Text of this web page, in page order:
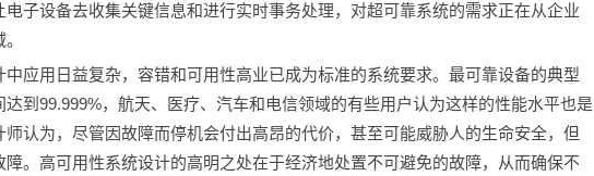
电子设备去收集关键信息和进行实时事务处理，对超可靠系统的需求正在从企业
用日益复杂，容错和可用性高业已成为标准的系统要求。最可靠设备的典型
到99.999%，航天、医疗、汽车和电信领域的有些用户认为这样的性能水平也是
认为，尽管因故障而停机会付出高昂的代价，甚至可能威胁人的生命安全，但
。高可用性系统设计的高明之处在于经济地处置不可避免的故障，从而确保不